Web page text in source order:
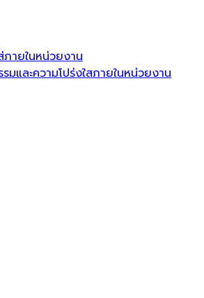
ภายในหน่วยงาน
และความโปร่งใสภายในหน่วยงาน